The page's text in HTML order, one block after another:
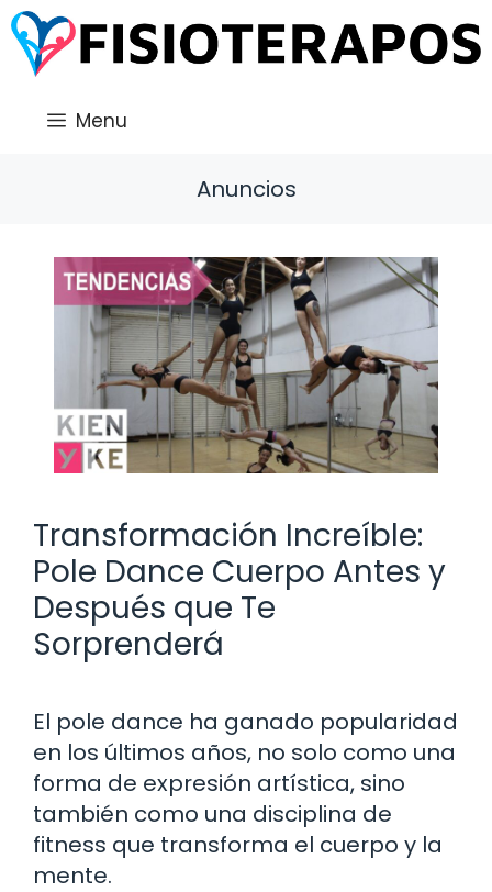
Saltar
al
contenido
Menu
Anuncios
Transformación Increíble:
Pole Dance Cuerpo Antes y
Después que Te
Sorprenderá
El pole dance ha ganado popularidad
en los últimos años, no solo como una
forma de expresión artística, sino
también como una disciplina de
fitness que transforma el cuerpo y la
mente.